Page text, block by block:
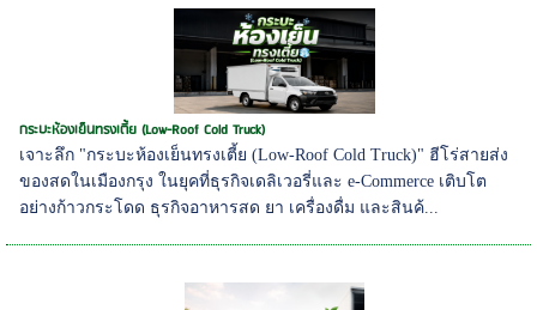
กระบะห้องเย็นทรงเตี้ย (Low-Roof Cold Truck)
เจาะลึก "กระบะห้องเย็นทรงเตี้ย (Low-Roof Cold Truck)" ฮีโร่สายส่ง
ของสดในเมืองกรุง ในยุคที่ธุรกิจเดลิเวอรี่และ e-Commerce เติบโต
อย่างก้าวกระโดด ธุรกิจอาหารสด ยา เครื่องดื่ม และสินค้...